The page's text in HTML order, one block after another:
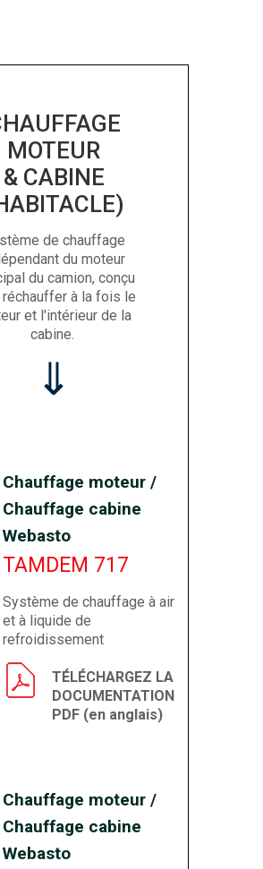
MOTEUR
& CABINE
de chauffage
du moteur
du camion, conçu
réchauffer à la fois le
et l'intérieur de la
cabine.
⇓
Chauffage moteur /
Chauffage cabine
Webasto
TAMDEM 717
Système de chauffage à air
et à liquide de
refroidissement
TÉLÉCHARGEZ LA
DOCUMENTATION
PDF (en anglais)
Chauffage moteur /
Chauffage cabine
Webasto